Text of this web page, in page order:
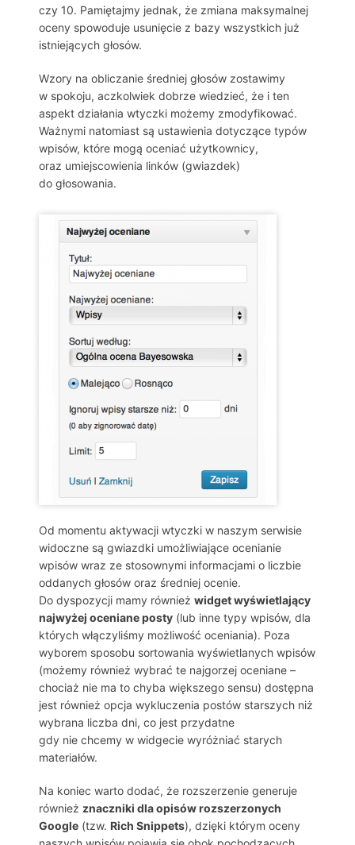
czy 10. Pamiętajmy jednak, że zmiana maksymalnej
oceny spowoduje usunięcie z bazy wszystkich już
istniejących głosów.
Wzory na obliczanie średniej głosów zostawimy
w spokoju, aczkolwiek dobrze wiedzieć, że i ten
aspekt działania wtyczki możemy zmodyfikować.
Ważnymi natomiast są ustawienia dotyczące typów
wpisów, które mogą oceniać użytkownicy,
oraz umiejscowienia linków (gwiazdek)
do głosowania.
Od momentu aktywacji wtyczki w naszym serwisie
widoczne są gwiazdki umożliwiające ocenianie
wpisów wraz ze stosownymi informacjami o liczbie
oddanych głosów oraz średniej ocenie.
Do dyspozycji mamy również widget wyświetlający
najwyżej oceniane posty (lub inne typy wpisów, dla
których włączyliśmy możliwość oceniania). Poza
wyborem sposobu sortowania wyświetlanych wpisów
(możemy również wybrać te najgorzej oceniane –
chociaż nie ma to chyba większego sensu) dostępna
jest również opcja wykluczenia postów starszych niż
wybrana liczba dni, co jest przydatne
gdy nie chcemy w widgecie wyróżniać starych
materiałów.
Na koniec warto dodać, że rozszerzenie generuje
również znaczniki dla opisów rozszerzonych
Google (tzw. Rich Snippets), dzięki którym oceny